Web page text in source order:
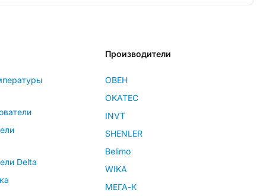
Delta
Производители
ОВЕН
OKATEC
INVT
SHENLER
Belimo
WIKA
МЕГА-К